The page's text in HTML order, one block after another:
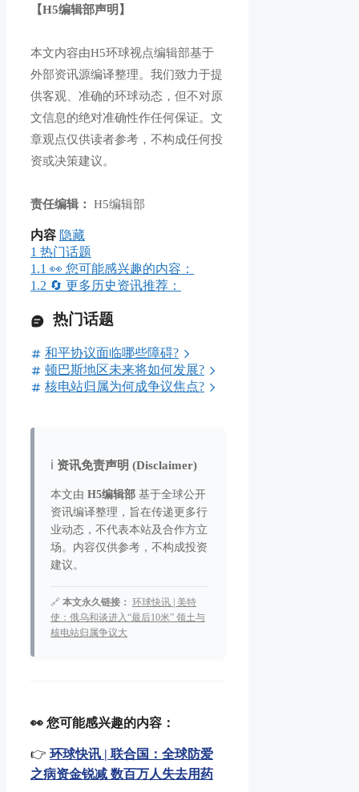
【H5编辑部声明】
本文内容由H5环球视点编辑部基于
外部资讯源编译整理。我们致力于提
供客观、准确的环球动态，但不对原
文信息的绝对准确性作任何保证。文
章观点仅供读者参考，不构成任何投
资或决策建议。
责任编辑： H5编辑部
内容 隐藏
1 热门话题
1.1 👀 您可能感兴趣的内容：
1.2 🔄 更多历史资讯推荐：
热门话题
和平协议面临哪些障碍?
顿巴斯地区未来将如何发展?
核电站归属为何成争议焦点?
ℹ️ 资讯免责声明 (Disclaimer)
本文由 H5编辑部 基于全球公开
资讯编译整理，旨在传递更多行
业动态，不代表本站及合作方立
场。内容仅供参考，不构成投资
建议。
🔗 本文永久链接： 环球快讯 | 美特
使：俄乌和谈进入“最后10米” 领土与
核电站归属争议大
👀 您可能感兴趣的内容：
👉 环球快讯 | 联合国：全球防爱
之病资金锐减 数百万人失去用药